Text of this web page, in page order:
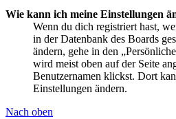
Wie kann ich meine Einstellungen
Wenn du dich registriert hast,
in der Datenbank des Boards
ändern, gehe in den
wird meist oben auf der Seite
Benutzernamen klickst. Dort
Einstellungen ändern.
Nach oben